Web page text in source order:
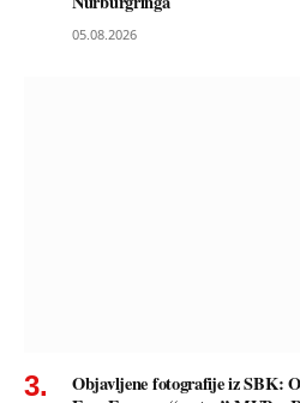
05.08.2026
Objavljene fotografije iz SBK: